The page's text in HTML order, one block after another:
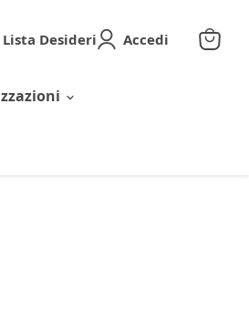
Lista Desideri Accedi